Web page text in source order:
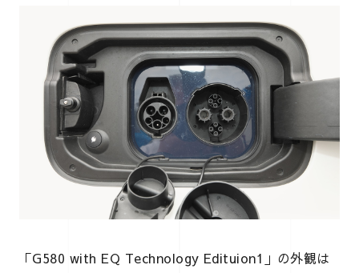
「G580 with EQ Technology Edituion1」の外観は